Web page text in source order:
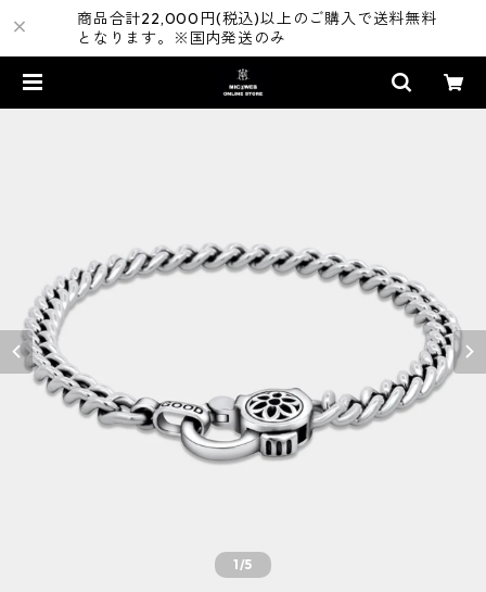
商品合計22,000円(税込)以上のご購入で送料無料
となります。※国内発送のみ
1/5